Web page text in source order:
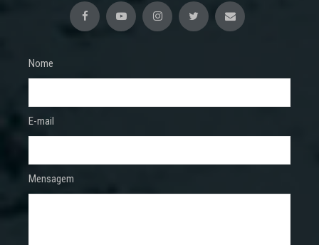
Nome
E-mail
Mensagem